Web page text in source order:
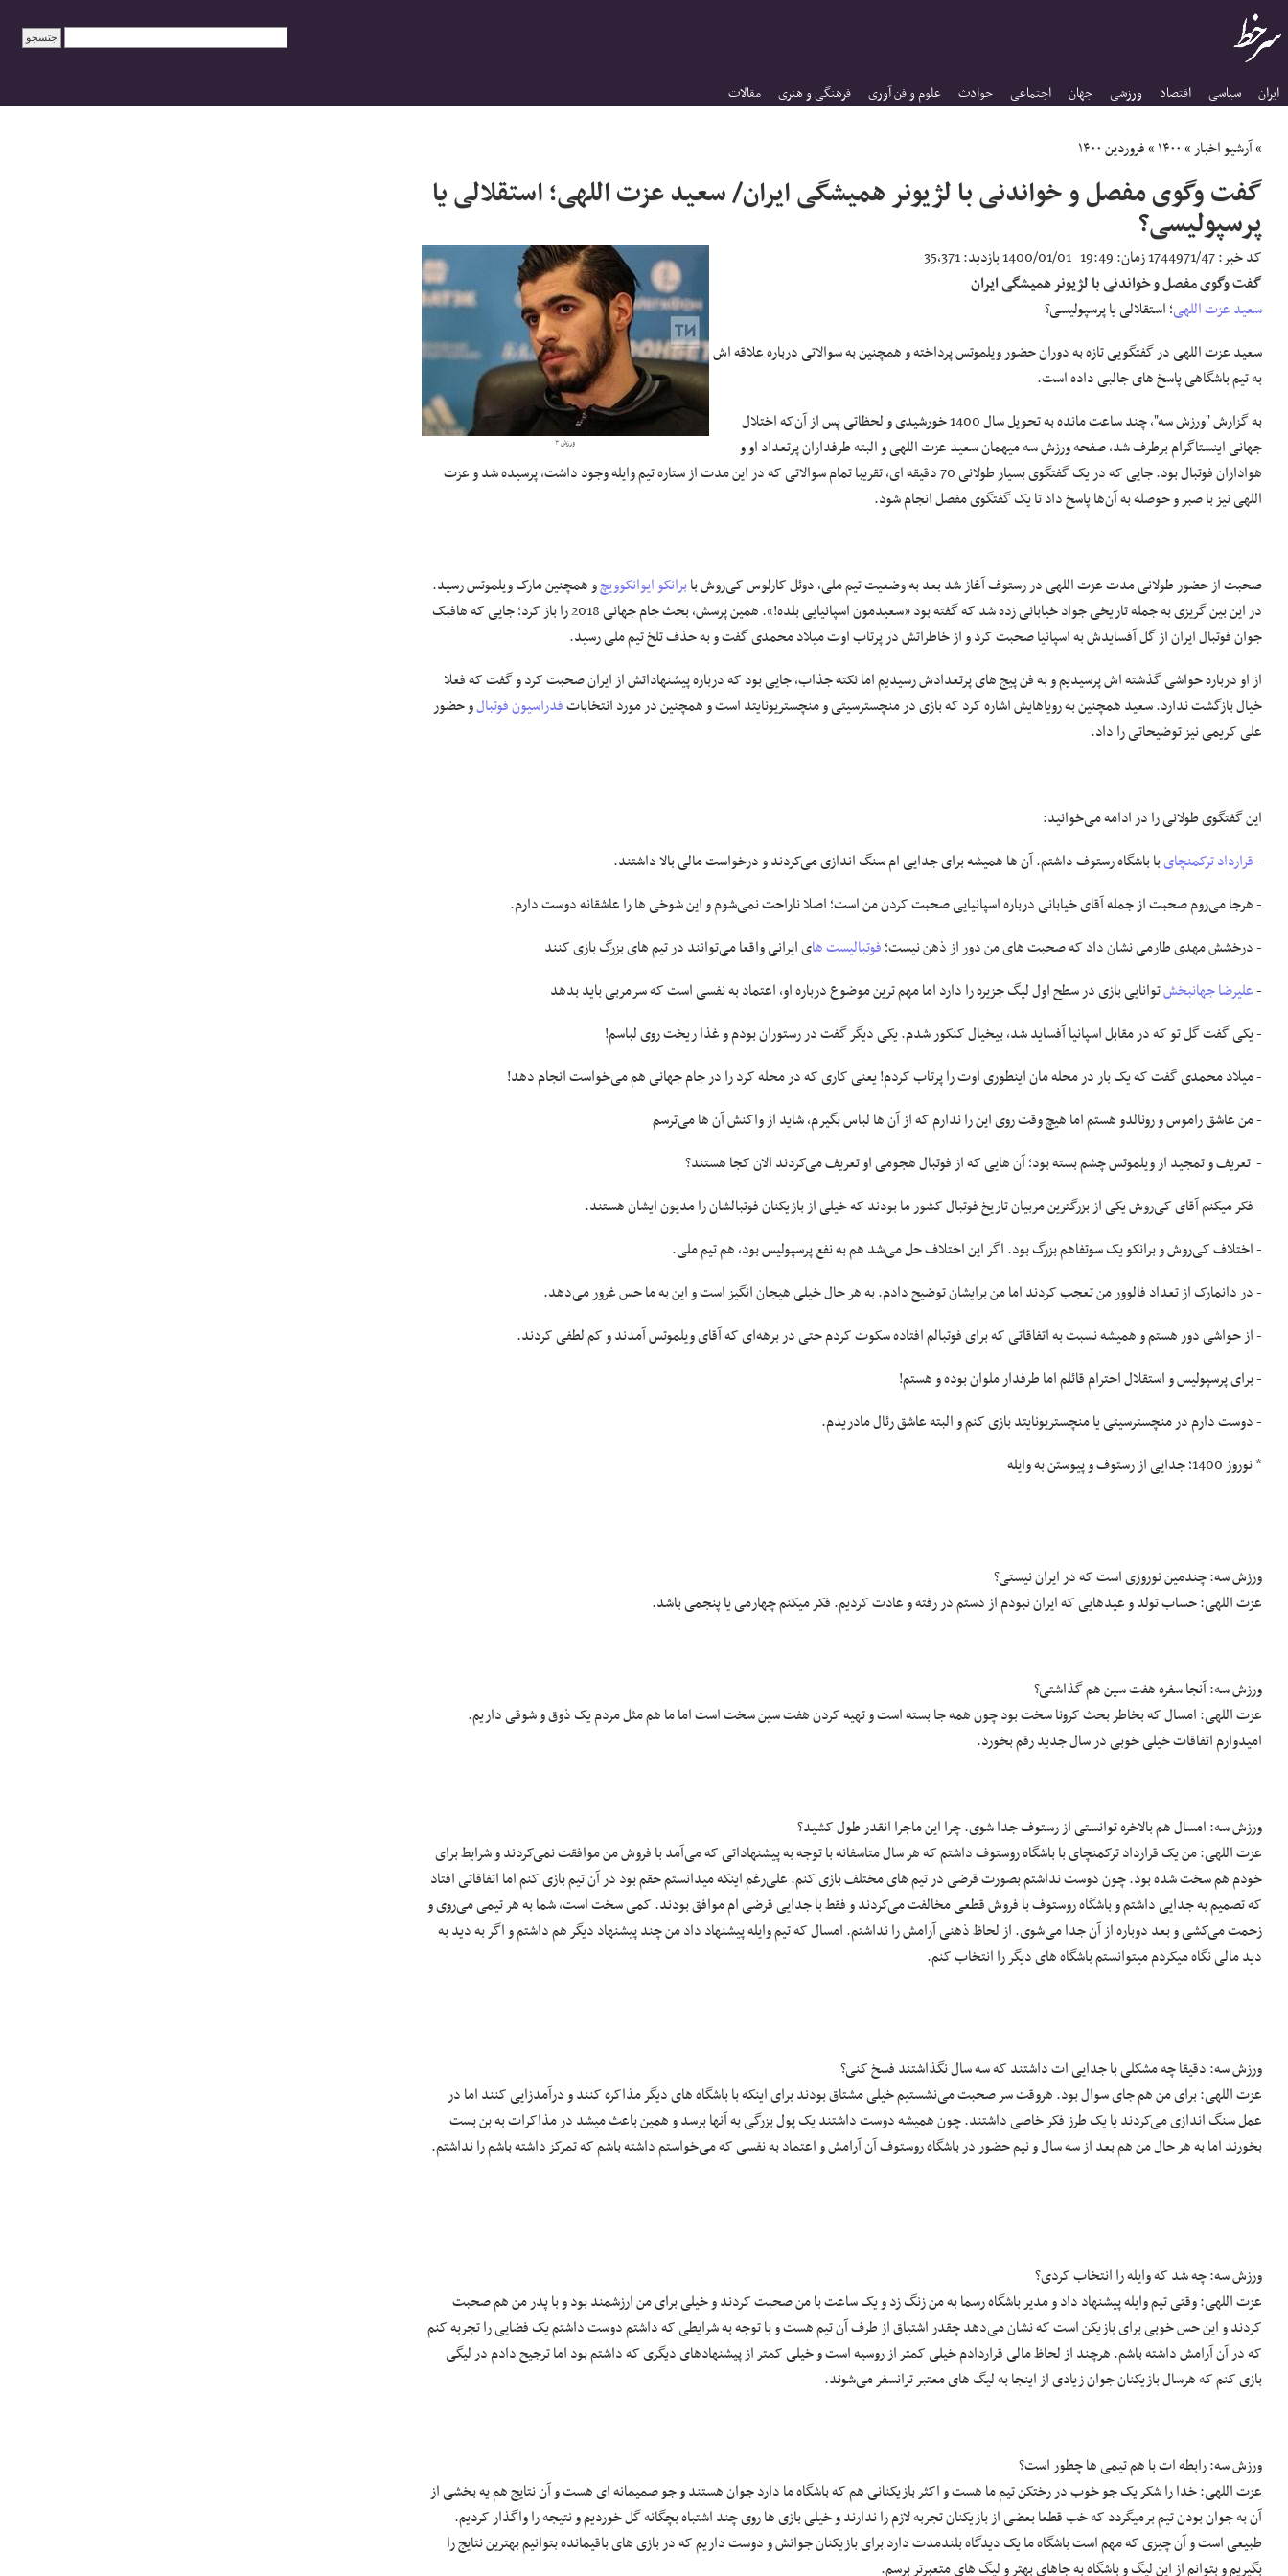
ایران سیاسی اقتصاد ورزشی جهان اجتماعی حوادث علوم و فن آوری فرهنگی و هنری مقالات
»آرشیو اخبار»۱۴۰۰»فروردین ۱۴۰۰
گفت وگوی مفصل و خواندنی با لژیونر همیشگی ایران/ سعید عزت اللهی؛ استقلالی یا
پرسپولیسی؟
ورزش ۳
کد خبر:1744971/47زمان:19:49
1400/01/01بازدید:35,371
گفت وگوی مفصل و خواندنی با لژیونر همیشگی ایران
سعید عزت اللهی؛ استقلالی یا پرسپولیسی؟
سعید عزت اللهی در گفتگویی تازه به دوران حضور ویلموتس پرداخته و همچنین به سوالاتی درباره علاقه اش
به تیم باشگاهی پاسخ های جالبی داده است.
به گزارش "ورزش سه"، چند ساعت مانده به تحویل سال 1400 خورشیدی و لحظاتی پس از آن‌که اختلال
جهانی اینستاگرام برطرف شد، صفحه ورزش سه میهمان سعید عزت اللهی و البته طرفداران پرتعداد او و
هواداران فوتبال بود. جایی که در یک گفتگوی بسیار طولانی 70 دقیقه ای، تقریبا تمام سوالاتی که در این مدت از ستاره تیم وایله وجود داشت، پرسیده شد و عزت
اللهی نیز با صبر و حوصله به آن‌ها پاسخ داد تا یک گفتگوی مفصل انجام شود.
صحبت از حضور طولانی مدت عزت اللهی در رستوف آغاز شد بعد به وضعیت تیم ملی، دوئل کارلوس کی‌روش بابرانکو ایوانکوویچو همچنین مارک ویلموتس رسید.
در این بین گریزی به جمله تاریخی جواد خیابانی زده شد که گفته بود «سعیدمون اسپانیایی بلده!». همین پرسش، بحث جام جهانی 2018 را باز کرد؛ جایی که هافبک
جوان فوتبال ایران از گل آفسایدش به اسپانیا صحبت کرد و از خاطراتش در پرتاب اوت میلاد محمدی گفت و به حذف تلخ تیم ملی رسید.
از او درباره حواشی گذشته اش پرسیدیم و به فن پیج های پرتعدادش رسیدیم اما نکته جذاب، جایی بود که درباره پیشنهاداتش از ایران صحبت کرد و گفت که فعلا
خیال بازگشت ندارد. سعید همچنین به رویاهایش اشاره کرد که بازی در منچسترسیتی و منچستریونایتد است و همچنین در مورد انتخاباتفدراسیون فوتبالو حضور
علی کریمی نیز توضیحاتی را داد.
این گفتگوی طولانی را در ادامه می‌خوانید:
-قرارداد ترکمنچایبا باشگاه رستوف داشتم. آن ها همیشه برای جدایی ام سنگ اندازی می‌کردند و درخواست مالی بالا داشتند.
- هرجا می‌روم صحبت از جمله آقای خیابانی درباره اسپانیایی صحبت کردن من است؛ اصلا ناراحت نمی‌شوم و این شوخی ها را عاشقانه دوست دارم.
- درخشش مهدی طارمی نشان داد که صحبت های من دور از ذهن نیست؛فوتبالیست های ایرانی واقعا می‌توانند در تیم های بزرگ بازی کنند
-علیرضا جهانبخشتوانایی بازی در سطح اول لیگ جزیره را دارد اما مهم ترین موضوع درباره او، اعتماد به نفسی است که سرمربی باید بدهد
- یکی گفت گل تو که در مقابل اسپانیا آفساید شد، بیخیال کنکور شدم. یکی دیگر گفت در رستوران بودم و غذا ریخت روی لباسم!
- میلاد محمدی گفت که یک بار در محله مان اینطوری اوت را پرتاب کردم! یعنی کاری که در محله کرد را در جام جهانی هم می‌خواست انجام دهد!
- من عاشق راموس و رونالدو هستم اما هیچ وقت روی این را ندارم که از آن ها لباس بگیرم، شاید از واکنش آن ها می‌ترسم
- تعریف و تمجید از ویلموتس چشم بسته بود؛ آن هایی که از فوتبال هجومی او تعریف می‌کردند الان کجا هستند؟
- فکر میکنم آقای کی‌روش یکی از بزرگترین مربیان تاریخ فوتبال کشور ما بودند که خیلی از بازیکنان فوتبالشان را مدیون ایشان هستند.
- اختلاف کی‌روش و برانکو یک سوتفاهم بزرگ بود. اگر این اختلاف حل می‌شد هم به نفع پرسپولیس بود، هم تیم ملی.
- در دانمارک از تعداد فالوور من تعجب کردند اما من برایشان توضیح دادم. به هر حال خیلی هیجان انگیز است و این به ما حس غرور می‌دهد.
- از حواشی دور هستم و همیشه نسبت به اتفاقاتی که برای فوتبالم افتاده سکوت کردم حتی در برهه‌ای که آقای ویلموتس آمدند و کم لطفی کردند.
- برای پرسپولیس و استقلال احترام قائلم اما طرفدار ملوان بوده و هستم!
- دوست دارم در منچسترسیتی یا منچستریونایتد بازی کنم و البته عاشق رئال مادریدم.
* نوروز 1400؛ جدایی از رستوف و پیوستن به وایله
ورزش سه: چندمین نوروزی است که در ایران نیستی؟
عزت اللهی: حساب تولد و عیدهایی که ایران نبودم از دستم در رفته و عادت کردیم. فکر میکنم چهارمی یا پنجمی باشد.
ورزش سه: آنجا سفره هفت سین هم گذاشتی؟
عزت اللهی: امسال که بخاطر بحث کرونا سخت بود چون همه جا بسته است و تهیه کردن هفت سین سخت است اما ما هم مثل مردم یک ذوق و شوقی داریم.
امیدوارم اتفاقات خیلی خوبی در سال جدید رقم بخورد.
ورزش سه: امسال هم بالاخره توانستی از رستوف جدا شوی. چرا این ماجرا انقدر طول کشید؟
عزت اللهی: من یک قرارداد ترکمنچای با باشگاه روستوف داشتم که هر سال متاسفانه با توجه به پیشنهاداتی که می‌آمد با فروش من موافقت نمی‌کردند و شرایط برای
خودم هم سخت شده بود. چون دوست نداشتم بصورت قرضی در تیم های مختلف بازی کنم. علی‌رغم اینکه میدانستم حقم بود در آن تیم بازی کنم اما اتفاقاتی افتاد
که تصمیم به جدایی داشتم و باشگاه روستوف با فروش قطعی مخالفت می‌کردند و فقط با جدایی قرضی ام موافق بودند. کمی سخت است، شما به هر تیمی می‌روی و
زحمت می‌کشی و بعد دوباره از آن جدا می‌شوی. از لحاظ ذهنی آرامش را نداشتم. امسال که تیم وایله پیشنهاد داد من چند پیشنهاد دیگر هم داشتم و اگر به دید به
دید مالی نگاه میکردم میتوانستم باشگاه های دیگر را انتخاب کنم.
ورزش سه: دقیقا چه مشکلی با جدایی ات داشتند که سه سال نگذاشتند فسخ کنی؟
عزت اللهی: برای من هم جای سوال بود. هروقت سر صحبت می‌نشستیم خیلی مشتاق بودند برای اینکه با باشگاه های دیگر مذاکره کنند و درآمدزایی کنند اما در
عمل سنگ اندازی می‌کردند یا یک طرز فکر خاصی داشتند. چون همیشه دوست داشتند یک پول بزرگی به آنها برسد و همین باعث میشد در مذاکرات به بن بست
بخورند اما به هر حال من هم بعد از سه سال و نیم حضور در باشگاه روستوف آن آرامش و اعتماد به نفسی که می‌خواستم داشته باشم که تمرکز داشته باشم را نداشتم.
ورزش سه: چه شد که وایله را انتخاب کردی؟
عزت اللهی: وقتی تیم وایله پیشنهاد داد و مدیر باشگاه رسما به من زنگ زد و یک ساعت با من صحبت کردند و خیلی برای من ارزشمند بود و با پدر من هم صحبت
کردند و این حس خوبی برای بازیکن است که نشان می‌دهد چقدر اشتیاق از طرف آن تیم هست و با توجه به شرایطی که داشتم دوست داشتم یک فضایی را تجربه کنم
که در آن آرامش داشته باشم. هرچند از لحاظ مالی قراردادم خیلی کمتر از روسیه است و خیلی کمتر از پیشنهادهای دیگری که داشتم بود اما ترجیح دادم در لیگی
بازی کنم که هرسال بازیکنان جوان زیادی از اینجا به لیگ های معتبر ترانسفر می‌شوند.
ورزش سه: رابطه ات با هم تیمی ها چطور است؟
عزت اللهی: خدا را شکر یک جو خوب در رختکن تیم ما هست و اکثر بازیکنانی هم که باشگاه ما دارد جوان هستند و جو صمیمانه ای هست و آن نتایج هم یه بخشی از
آن به جوان بودن تیم برمیگردد که خب قطعا بعضی از بازیکنان تجربه لازم را ندارند و خیلی بازی ها روی چند اشتباه بچگانه گل خوردیم و نتیجه را واگذار کردیم.
طبیعی است و آن چیزی که مهم است باشگاه ما یک دیدگاه بلندمدت دارد برای بازیکنان جوانش و دوست داریم که در بازی های باقیمانده بتوانیم بهترین نتایج را
بگیریم و بتوانم از این لیگ و باشگاه به جاهای بهتر و لیگ های متعبرتر برسم.